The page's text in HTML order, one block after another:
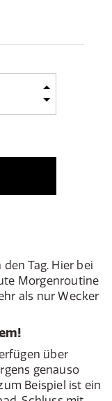
Tag. Hier bei
Morgenroutine
als nur Wecker
über
genauso
Beispiel ist ein